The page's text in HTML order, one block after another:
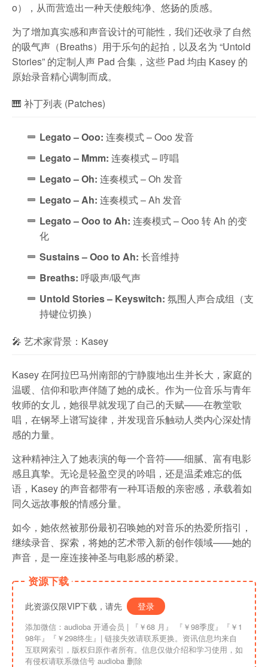
o），从而营造出一种天使般纯净、悠扬的质感。
为了增加真实感和声音设计的可能性，我们还收录了自然
的吸气声（Breaths）用于乐句的起拍，以及名为 “Untold
Stories” 的定制人声 Pad 合集，这些 Pad 均由 Kasey 的
原始录音精心调制而成。
🎹 补丁列表 (Patches)
Legato – Ooo: 连奏模式 – Ooo 发音
Legato – Mmm: 连奏模式 – 哼唱
Legato – Oh: 连奏模式 – Oh 发音
Legato – Ah: 连奏模式 – Ah 发音
Legato – Ooo to Ah: 连奏模式 – Ooo 转 Ah 的变
化
Sustains – Ooo to Ah: 长音维持
Breaths: 呼吸声/吸气声
Untold Stories – Keyswitch: 氛围人声合成组（支
持键位切换）
🎤 艺术家背景：Kasey
Kasey 在阿拉巴马州南部的宁静腹地出生并长大，家庭的
温暖、信仰和歌声伴随了她的成长。作为一位音乐与青年
牧师的女儿，她很早就发现了自己的天赋——在教堂歌
唱，在钢琴上谱写旋律，并发现音乐触动人类内心深处情
感的力量。
这种精神注入了她表演的每一个音符——细腻、富有电影
感且真挚。无论是轻盈空灵的吟唱，还是温柔难忘的低
语，Kasey 的声音都带有一种耳语般的亲密感，承载着如
同久远故事般的情感分量。
如今，她依然被那份最初召唤她的对音乐的热爱所指引，
继续录音、探索，将她的艺术带入新的创作领域——她的
声音，是一座连接神圣与电影感的桥梁。
资源下载
此资源仅限VIP下载，请先 登录
添加微信：audioba 开通会员 | 『￥68 月』 『￥98季度』『￥1
98年』『￥298终生』| 链接失效请联系更换。资讯信息均来自
互联网索引，版权归原作者所有。信息仅做介绍和学习使用，如
有侵权请联系微信号 audioba 删除